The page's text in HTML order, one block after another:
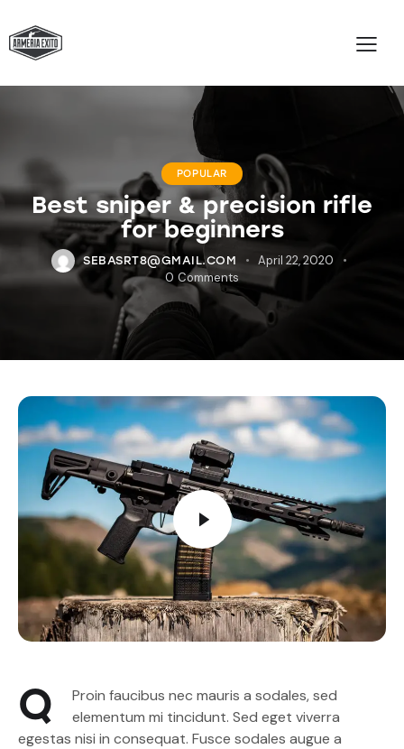
POPULAR
Best sniper & precision rifle
for beginners
SEBASRT8@GMAIL.COM
April 22, 2020
0 Comments
Q
Proin faucibus nec mauris a sodales, sed
elementum mi tincidunt. Sed eget viverra
egestas nisi in consequat. Fusce sodales augue a